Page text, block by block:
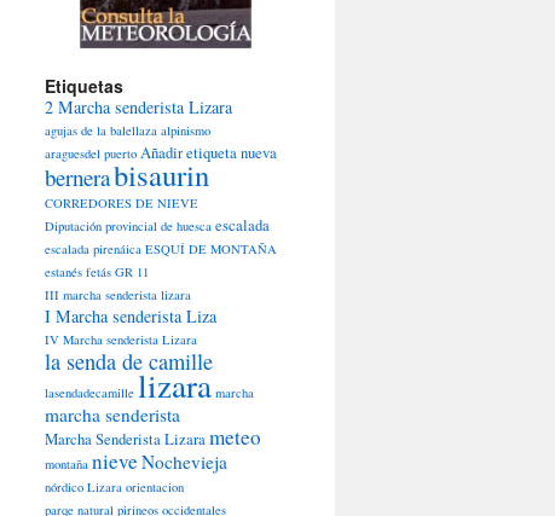
Etiquetas
2 Marcha senderista Lizara
agujas de la balellaza alpinismo
araguesdel puerto Añadir etiqueta nueva
bernerabisaurin
CORREDORES DE NIEVE
Diputación provincial de huesca escalada
escalada pirenáica ESQUÍ DE MONTAÑA
estanés fetás GR 11
III marcha senderista lizara
I Marcha senderista Liza
IV Marcha senderista Lizara
la senda de camille
lasendadecamille lizara marcha
marcha senderista
Marcha Senderista Lizarameteo
montaña nieve Nochevieja
nórdico Lizara orientacion
parqe natural pirineos occidentales